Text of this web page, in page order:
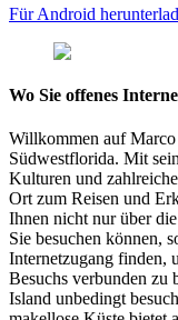
Für Android
Wo Sie offenes
Willkommen auf Marco
Südwestflorida. Mit
Kulturen und
Ort zum Reisen und
Ihnen nicht nur über
Sie besuchen können,
Internetzugang finden,
Besuchs verbunden
Island unbedingt